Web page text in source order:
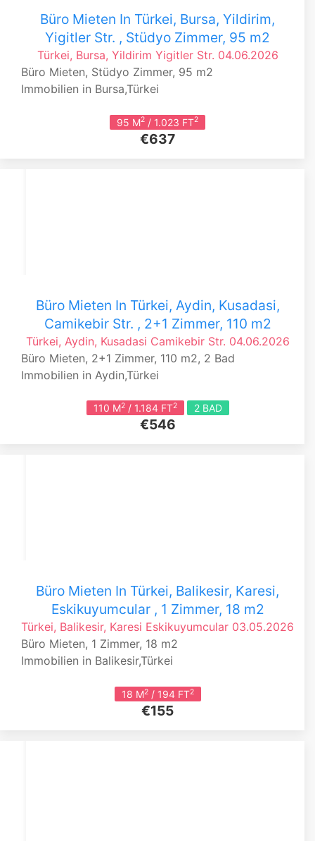
Büro Mieten In Türkei, Bursa, Yildirim,
Yigitler Str. , Stüdyo Zimmer, 95 m2
Türkei, Bursa, Yildirim Yigitler Str. 04.06.2026
Büro Mieten, Stüdyo Zimmer, 95 m2
Immobilien in Bursa,Türkei
95 M2 / 1.023 FT2
€637
Büro Mieten In Türkei, Aydin, Kusadasi,
Camikebir Str. , 2+1 Zimmer, 110 m2
Türkei, Aydin, Kusadasi Camikebir Str. 04.06.2026
Büro Mieten, 2+1 Zimmer, 110 m2, 2 Bad
Immobilien in Aydin,Türkei
110 M2/ 1.184 FT2 2 BAD
€546
Büro Mieten In Türkei, Balikesir, Karesi,
Eskikuyumcular , 1 Zimmer, 18 m2
Türkei, Balikesir, Karesi Eskikuyumcular 03.05.2026
Büro Mieten, 1 Zimmer, 18 m2
Immobilien in Balikesir,Türkei
18 M2/ 194 FT2
€155